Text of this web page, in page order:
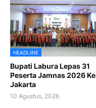
HEADLINE
Bupati Labura Lepas 31
Peserta Jamnas 2026 Ke
Jakarta
10 Agustus, 2026